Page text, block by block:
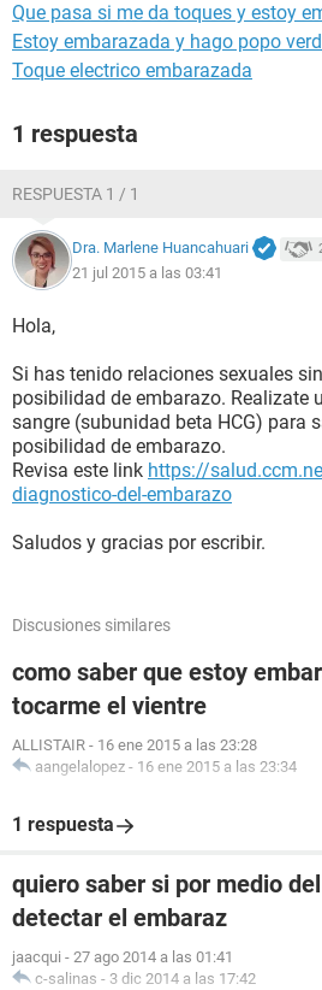
Que pasa si me da toques y estoy
Estoy embarazada y hago popo
Toque electrico embarazada
1 respuesta
RESPUESTA 1 / 1
Dra. Marlene Huancahuari
21 jul 2015 a las 03:41
Hola,
Si has tenido relaciones sexuales
posibilidad de embarazo. Realizate
sangre (subunidad beta HCG) para
posibilidad de embarazo.
Revisa este link https://
diagnostico-del-embarazo
Saludos y gracias por escribir.
Discusiones similares
como saber que estoy
tocarme el vientre
ALLISTAIR - 16 ene 2015 a las 23:28
aangelalopez - 16 ene 2015 a las 23:34
1 respuesta
quiero saber si por medio
detectar el embaraz
jaacqui - 27 ago 2014 a las 01:41
c-salinas - 3 dic 2014 a las 17:42